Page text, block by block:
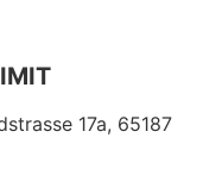
17a, 65187